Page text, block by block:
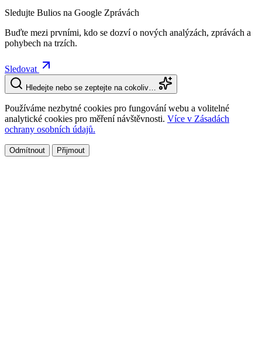
Sledujte Bulios na Google Zprávách
Buďte mezi prvními, kdo se dozví o nových analýzách, zprávách a
pohybech na trzích.
Sledovat
Hledejte nebo se zeptejte na cokoliv…
Používáme nezbytné cookies pro fungování webu a volitelné
analytické cookies pro měření návštěvnosti. Více v Zásadách
ochrany osobních údajů.
Odmítnout Přijmout